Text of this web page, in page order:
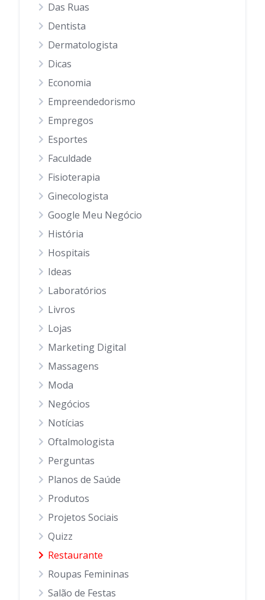
Das Ruas
Dentista
Dermatologista
Dicas
Economia
Empreendedorismo
Empregos
Esportes
Faculdade
Fisioterapia
Ginecologista
Google Meu Negócio
História
Hospitais
Ideas
Laboratórios
Livros
Lojas
Marketing Digital
Massagens
Moda
Negócios
Notícias
Oftalmologista
Perguntas
Planos de Saúde
Produtos
Projetos Sociais
Quizz
Restaurante
Roupas Femininas
Salão de Festas